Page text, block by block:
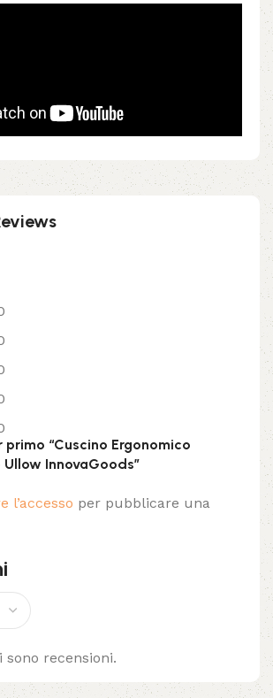
sono recensioni.
primo “Cuscino Ergonomico
InnovaGoods”
l’accesso per pubblicare una